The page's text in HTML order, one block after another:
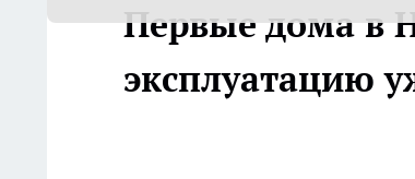
Первые дома в
эксплуатацию